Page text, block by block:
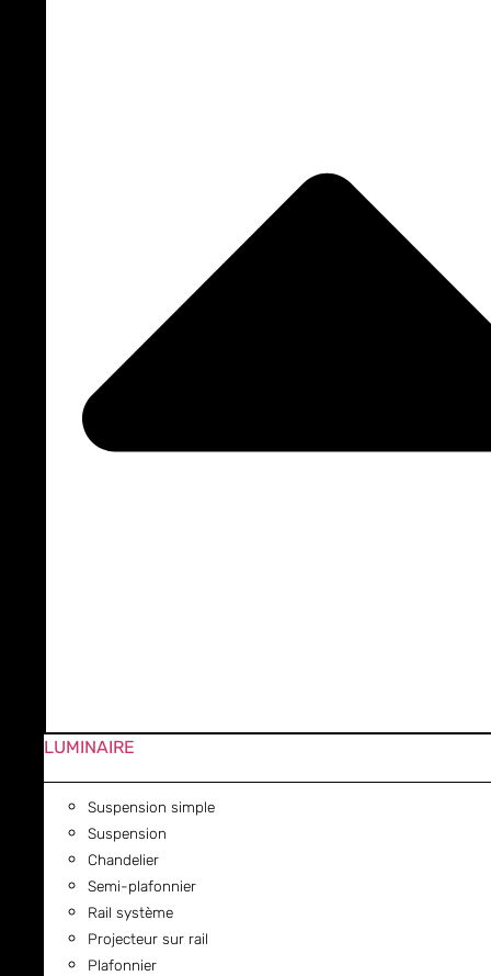
LUMINAIRE
Suspension simple
Suspension
Chandelier
Semi-plafonnier
Rail système
Projecteur sur rail
Plafonnier